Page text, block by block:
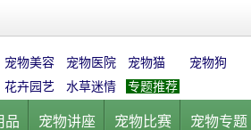
宠物美容 宠物医院 宠物猫 宠物狗
花卉园艺 水草迷情 专题推荐
品 宠物讲座 宠物比赛 宠物专题